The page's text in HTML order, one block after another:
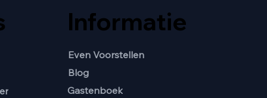
Informatie
Even Voorstellen
Blog
Gastenboek